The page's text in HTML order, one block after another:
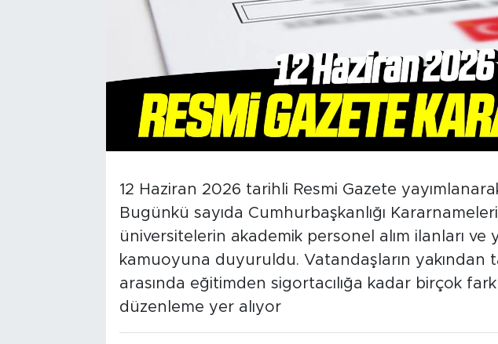
12 Haziran 2026 tarihli Resmi Gazete
Bugünkü sayıda Cumhurbaşkanlığı
üniversitelerin akademik personel alım ilanları
kamuoyuna duyuruldu. Vatandaşların yakından
arasında eğitimden sigortacılığa kadar birçok
düzenleme yer alıyor